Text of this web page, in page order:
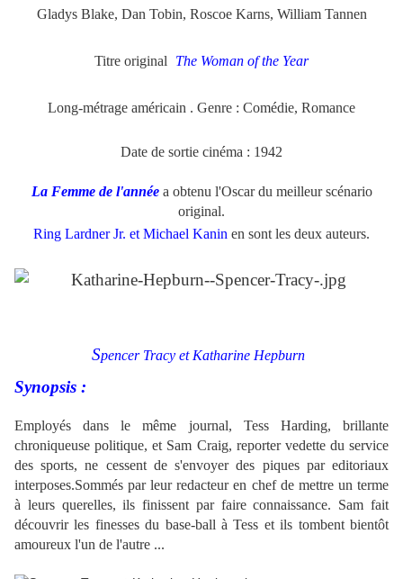
Gladys Blake, Dan Tobin, Roscoe Karns, William Tannen
Titre original The Woman of the Year
Long-métrage américain . Genre : Comédie, Romance
Date de sortie cinéma : 1942
La Femme de l'année a obtenu l'Oscar du meilleur scénario
original.
Ring Lardner Jr. et Michael Kanin en sont les deux auteurs.
Spencer Tracy et Katharine Hepburn
Synopsis :
Employés dans le même journal, Tess Harding, brillante
chroniqueuse politique, et Sam Craig, reporter vedette du service
des sports, ne cessent de s'envoyer des piques par editoriaux
interposes.Sommés par leur redacteur en chef de mettre un terme
à leurs querelles, ils finissent par faire connaissance. Sam fait
découvrir les finesses du base-ball à Tess et ils tombent bientôt
amoureux l'un de l'autre ...